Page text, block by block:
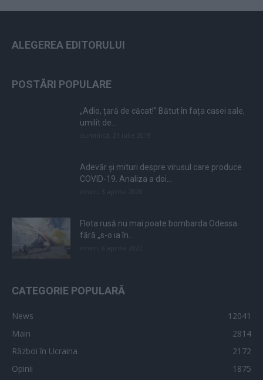
ALEGEREA EDITORULUI
POSTĂRI POPULARE
„Adio, țară de căcat!” Bătut în fața casei sale,
umilit de...
Adevăr și mituri despre virusul care produce
COVID-19. Analiza a doi...
Flota rusă nu mai poate bombarda Odessa
fără „s-o ia în...
CATEGORIE POPULARĂ
News
12041
Main
2814
Război în Ucraina
2172
Opinii
1875